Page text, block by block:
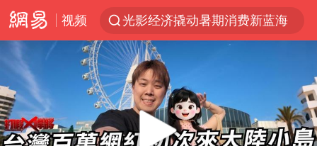
视频
光影经济撬动暑期消费新蓝海
陈思诚零点晒照为佟丽娅庆生
郑丽文：台湾从来没有“独立”过
商场现钱学森巨幅海报 负责人回应
几元成本的AI广告导致千万市值蒸发